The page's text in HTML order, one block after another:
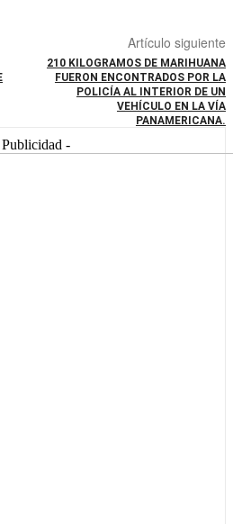
Artículo siguiente
210 KILOGRAMOS DE MARIHUANA
FUERON ENCONTRADOS POR LA
POLICÍA AL INTERIOR DE UN
VEHÍCULO EN LA VÍA
PANAMERICANA.
-